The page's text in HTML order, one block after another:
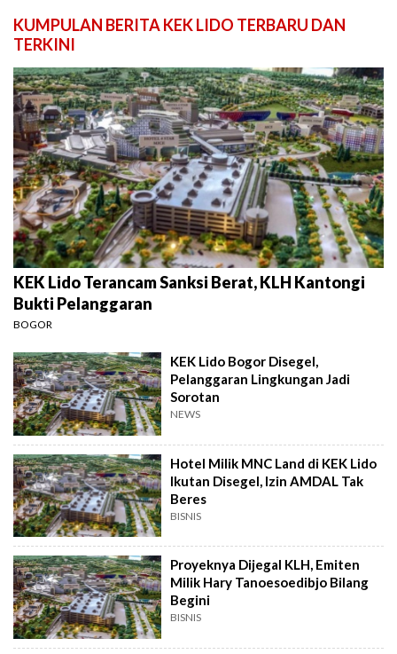
KUMPULAN BERITA KEK LIDO TERBARU DAN
TERKINI
KEK Lido Terancam Sanksi Berat, KLH Kantongi
Bukti Pelanggaran
BOGOR
KEK Lido Bogor Disegel,
Pelanggaran Lingkungan Jadi
Sorotan
NEWS
Hotel Milik MNC Land di KEK Lido
Ikutan Disegel, Izin AMDAL Tak
Beres
BISNIS
Proyeknya Dijegal KLH, Emiten
Milik Hary Tanoesoedibjo Bilang
Begini
BISNIS